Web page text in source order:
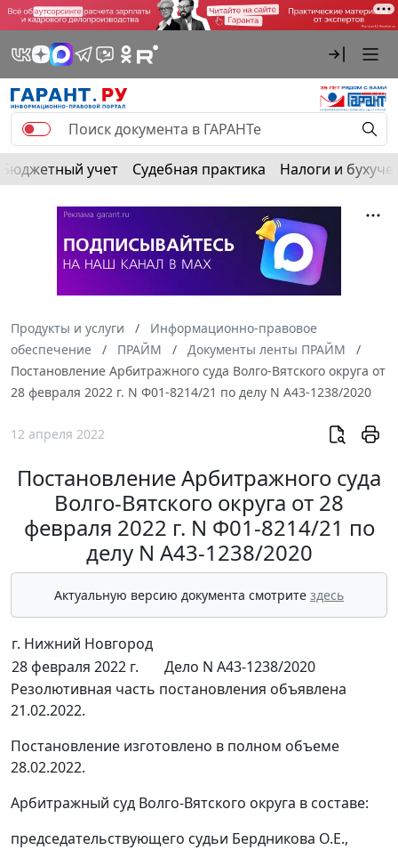
Бюджетный учет Судебная практика Налоги и
Продукты и услуги
Информационно-правовое
обеспечение
ПРАЙМ
Документы ленты ПРАЙМ
Постановление Арбитражного суда Волго-Вятского округа от
28 февраля 2022 г. N Ф01-8214/21 по делу N А43-1238/2020
12 апреля 2022
Постановление Арбитражного суда
Волго-Вятского округа от 28
февраля 2022 г. N Ф01-8214/21 по
делу N А43-1238/2020
Актуальную версию документа смотрите здесь
г. Нижний Новгород
28 февраля 2022 г.
Дело N А43-1238/2020
Резолютивная часть постановления объявлена
21.02.2022.
Постановление изготовлено в полном объеме
28.02.2022.
Арбитражный суд Волго-Вятского округа в составе:
председательствующего судьи Бердникова О.Е.,